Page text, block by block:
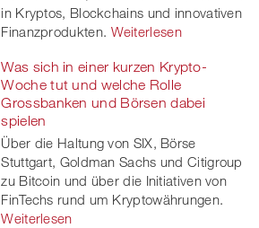
in Kryptos, Blockchains und innovativen
Finanzprodukten. Weiterlesen
Was sich in einer kurzen Krypto-
Woche tut und welche Rolle
Grossbanken und Börsen dabei
spielen
Über die Haltung von SIX, Börse
Stuttgart, Goldman Sachs und Citigroup
zu Bitcoin und über die Initiativen von
FinTechs rund um Kryptowährungen.
Weiterlesen